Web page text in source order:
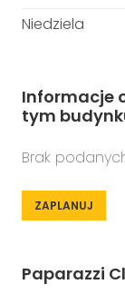
Niedziela
Informacje
tym
Brak
ZAPLANUJ
Paparazzi